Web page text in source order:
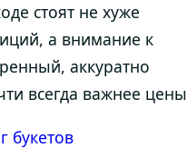
стоят не хуже
а внимание к
аккуратно
всегда важнее
букетов